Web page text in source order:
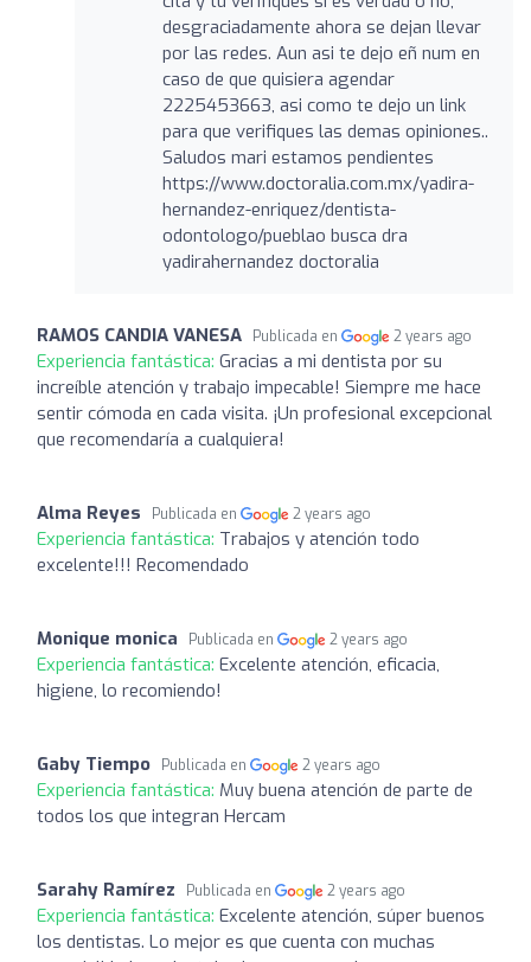
desgraciadamente ahora se dejan llevar
por las redes. Aun asi te dejo eñ num en
caso de que quisiera agendar
2225453663, asi como te dejo un link
para que verifiques las demas opiniones..
Saludos mari estamos pendientes
https://www.doctoralia.com.mx/yadira-
hernandez-enriquez/dentista-
odontologo/pueblao busca dra
yadirahernandez doctoralia
RAMOS CANDIA VANESA Publicada en 2 years ago
Experiencia fantástica: Gracias a mi dentista por su
increíble atención y trabajo impecable! Siempre me hace
sentir cómoda en cada visita. ¡Un profesional excepcional
que recomendaría a cualquiera!
Alma Reyes Publicada en 2 years ago
Experiencia fantástica: Trabajos y atención todo
excelente!!! Recomendado
Monique monica Publicada en 2 years ago
Experiencia fantástica: Excelente atención, eficacia,
higiene, lo recomiendo!
Gaby Tiempo Publicada en 2 years ago
Experiencia fantástica: Muy buena atención de parte de
todos los que integran Hercam
Sarahy Ramírez Publicada en 2 years ago
Experiencia fantástica: Excelente atención, súper buenos
los dentistas. Lo mejor es que cuenta con muchas